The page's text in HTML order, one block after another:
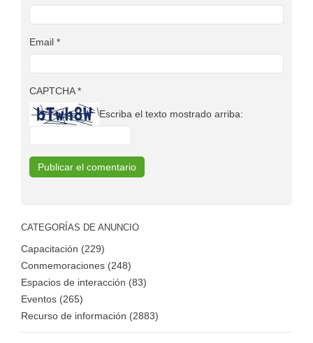
Email *
CAPTCHA*
Escriba el texto mostrado arriba:
CATEGORÍAS DE ANUNCIO
Capacitación (229)
Conmemoraciones (248)
Espacios de interacción (83)
Eventos (265)
Recurso de información (2883)